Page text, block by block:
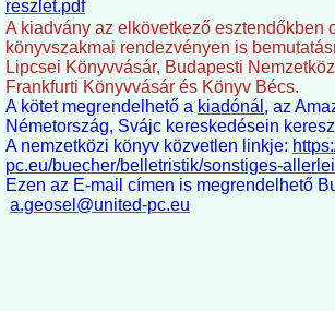
reszlet.pdf
A kiadvány az elkövetkező esztendőkben
könyvszakmai rendezvényen is
Lipcsei Könyvvásár, Budapesti
Frankfurti Könyvvásár és Könyv Bécs.
A kötet megrendelhető a kiadónál , az
Németország, Svájc kereskedésein
A nemzetközi könyv közvetlen linkje:
pc.eu/buecher/belletristik/sonstiges-
Ezen az E-mail címen is megrendelhető
a.geosel@united-pc.eu